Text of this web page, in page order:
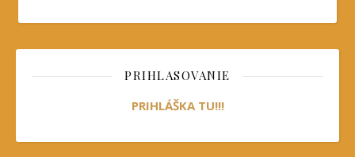
PRIHLASOVANIE
PRIHLÁŠKA TU!!!